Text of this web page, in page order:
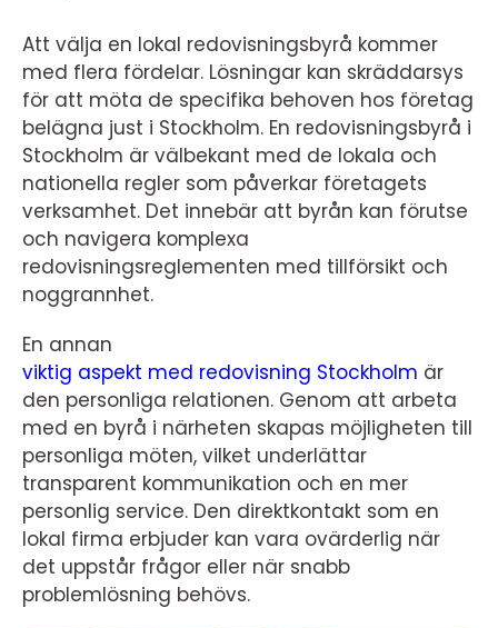
Att välja en lokal redovisningsbyrå kommer
med flera fördelar. Lösningar kan skräddarsys
för att möta de specifika behoven hos företag
belägna just i Stockholm. En redovisningsbyrå i
Stockholm är välbekant med de lokala och
nationella regler som påverkar företagets
verksamhet. Det innebär att byrån kan förutse
och navigera komplexa
redovisningsreglementen med tillförsikt och
noggrannhet.
En annan
viktig aspekt med redovisning Stockholm är
den personliga relationen. Genom att arbeta
med en byrå i närheten skapas möjligheten till
personliga möten, vilket underlättar
transparent kommunikation och en mer
personlig service. Den direktkontakt som en
lokal firma erbjuder kan vara ovärderlig när
det uppstår frågor eller när snabb
problemlösning behövs.